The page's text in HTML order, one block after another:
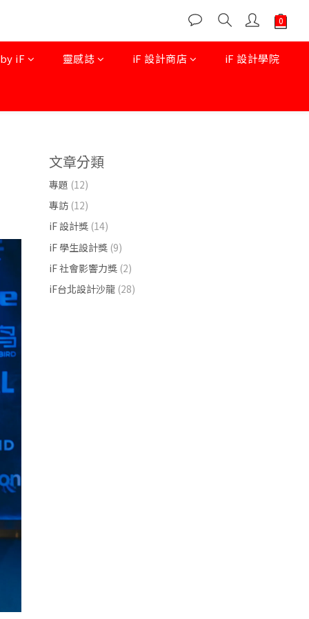
iF 靈感誌 iF 設計商店 iF 設計學院
文章分類
專題 (12)
專訪 (12)
iF 設計獎 (14)
iF 學生設計獎 (9)
iF 社會影響力獎 (2)
iF台北設計沙龍 (28)